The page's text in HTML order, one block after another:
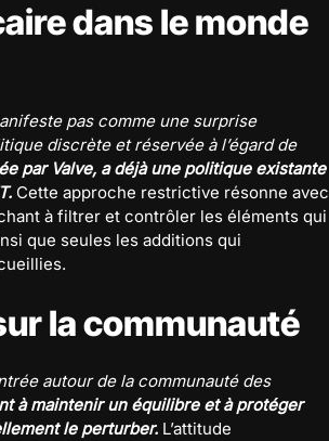
dans le monde
pas comme une surprise
discrète et réservée à l’égard de
par Valve, a déjà une politique existante
Cette approche restrictive résonne avec
à filtrer et contrôler les éléments qui
que seules les additions qui
la communauté
autour de la communauté des
à maintenir un équilibre et à protéger
le perturber. L’attitude